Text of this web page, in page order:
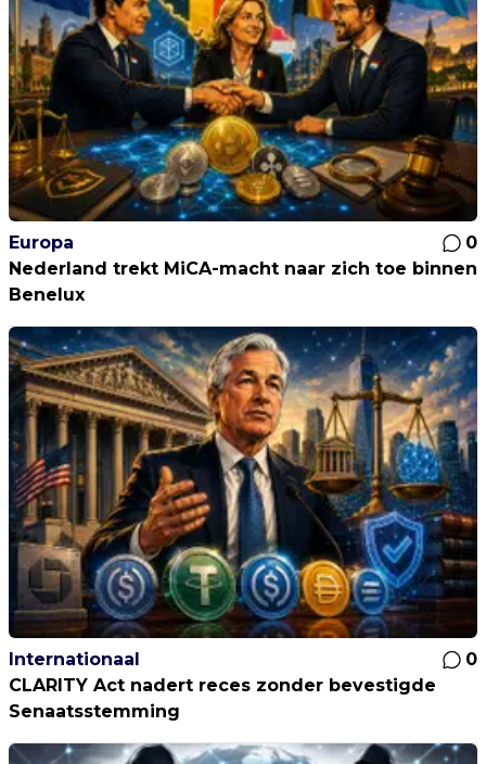
Europa
0
Nederland trekt MiCA-macht naar zich toe binnen
Benelux
Internationaal
0
CLARITY Act nadert reces zonder bevestigde
Senaatsstemming